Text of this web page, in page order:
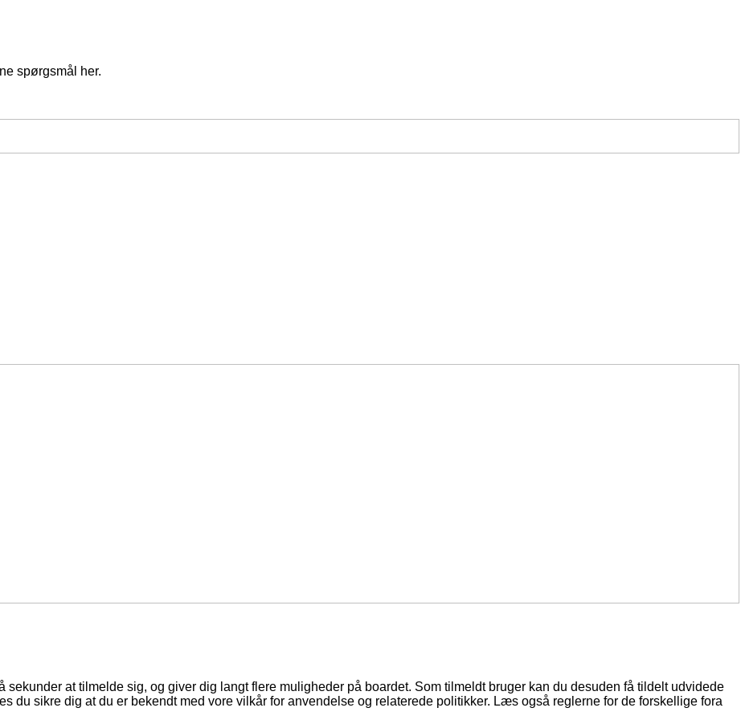
spørgsmål her.
at tilmelde sig, og giver dig langt flere muligheder på boardet. Som tilmeldt bruger kan du desuden få tildelt udvidede
du sikre dig at du er bekendt med vore vilkår for anvendelse og relaterede politikker. Læs også reglerne for de forskellige fora